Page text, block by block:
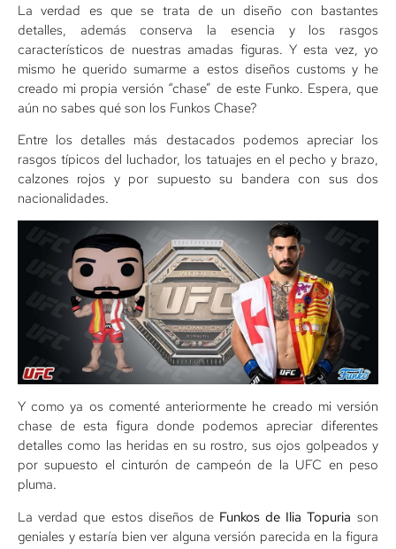
La verdad es que se trata de un diseño con bastantes
detalles, además conserva la esencia y los rasgos
característicos de nuestras amadas figuras. Y esta vez, yo
mismo he querido sumarme a estos diseños customs y he
creado mi propia versión “chase” de este Funko. Espera, que
aún no sabes qué son los Funkos Chase?
Entre los detalles más destacados podemos apreciar los
rasgos típicos del luchador, los tatuajes en el pecho y brazo,
calzones rojos y por supuesto su bandera con sus dos
nacionalidades.
Y como ya os comenté anteriormente he creado mi versión
chase de esta figura donde podemos apreciar diferentes
detalles como las heridas en su rostro, sus ojos golpeados y
por supuesto el cinturón de campeón de la UFC en peso
pluma.
La verdad que estos diseños de Funkos de Ilia Topuria son
geniales y estaría bien ver alguna versión parecida en la figura